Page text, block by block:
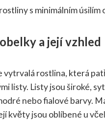
s minimálním úsilím
a její vzhled
vytrvalá rostlina, která
listy. Listy jsou široké,
nebo fialové barvy.
květy jsou oblíbené u